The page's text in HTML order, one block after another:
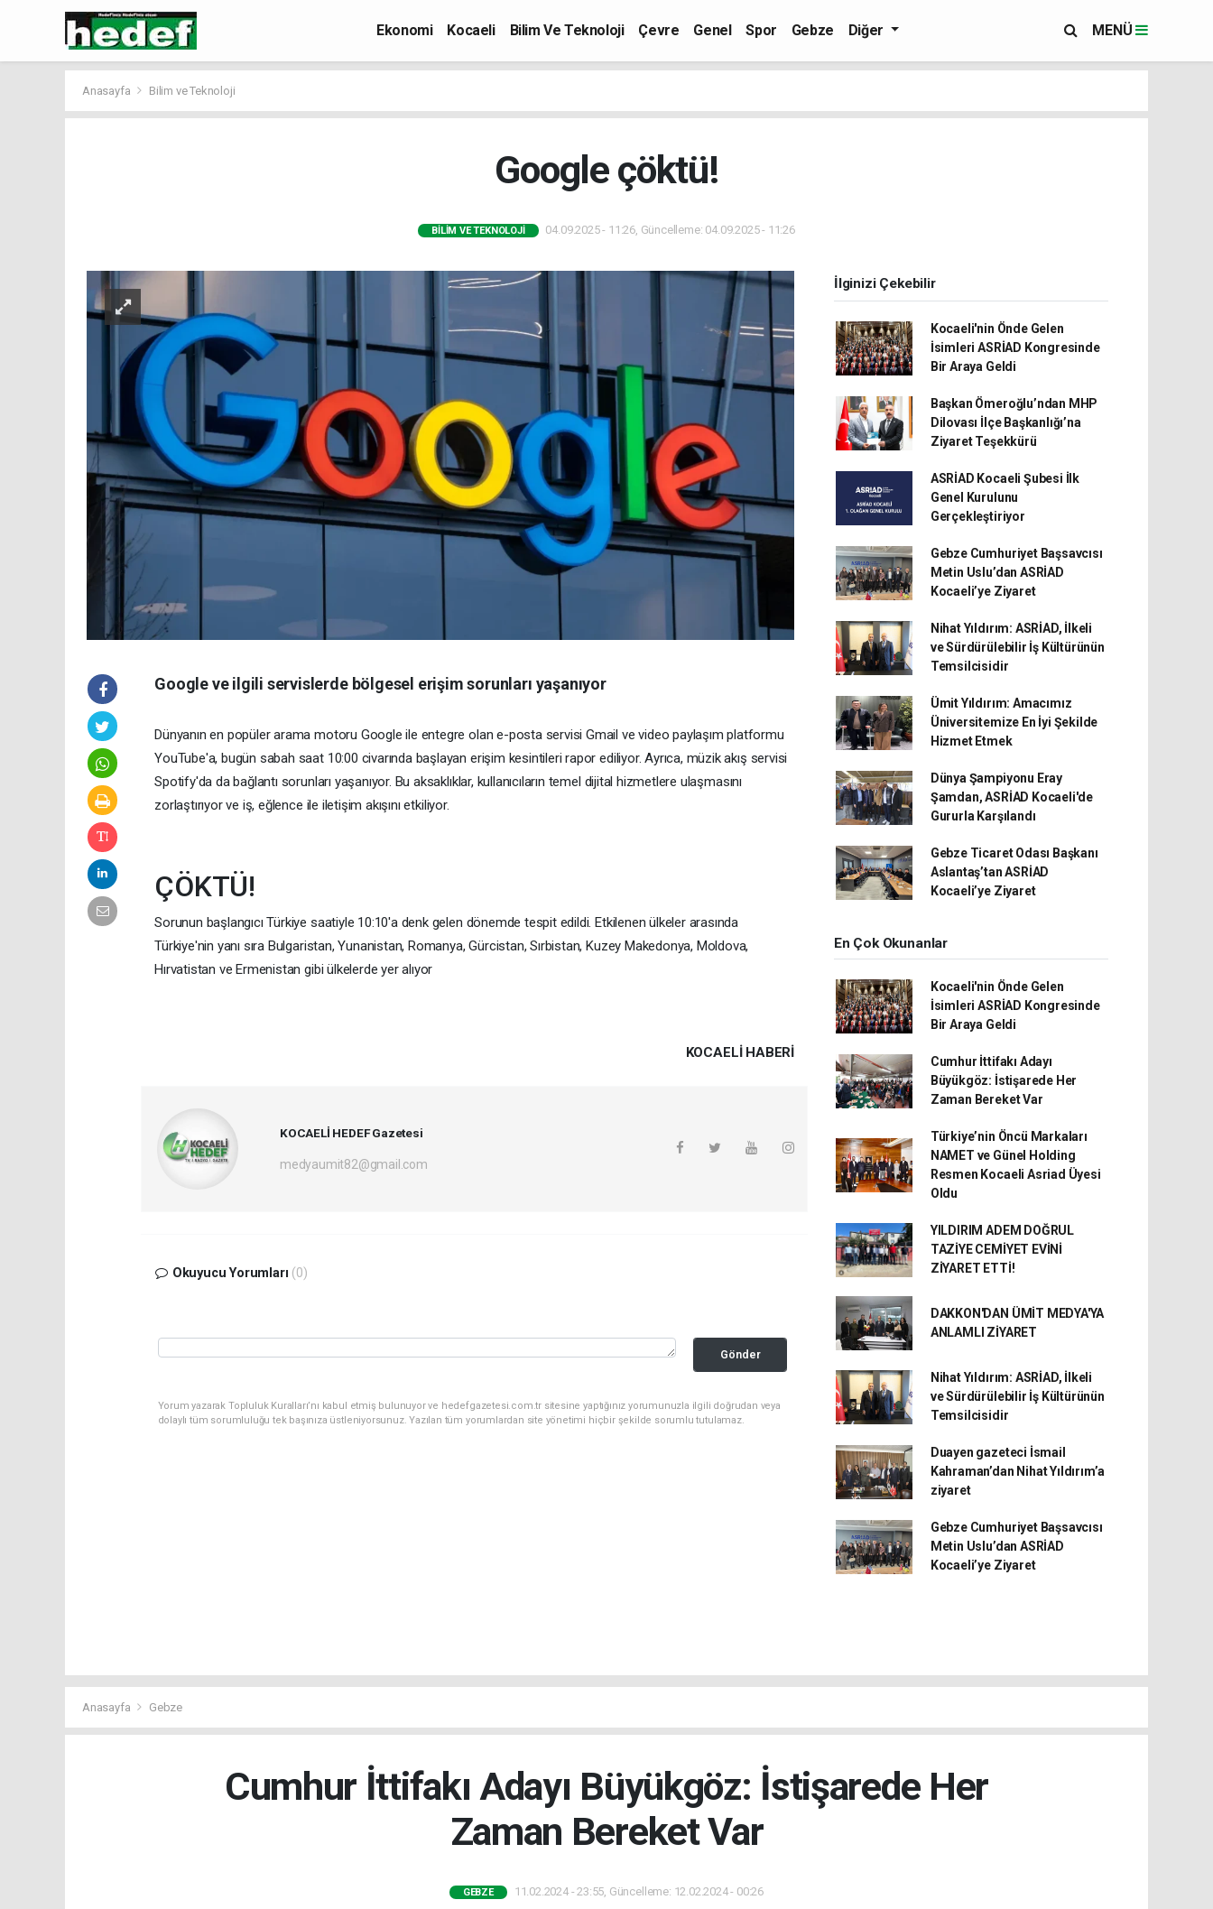
Ekonomi Kocaeli Bilim Ve Teknoloji Çevre Genel Spor Gebze Diğer MENÜ
Anasayfa Bilim ve Teknoloji
Google çöktü!
BILIM VE TEKNOLOJI 04.09.2025 - 11:26, Güncelleme: 04.09.2025 - 11:26
Google ve ilgili servislerde bölgesel erişim sorunları yaşanıyor
Dünyanın en popüler arama motoru Google ile entegre olan e-posta servisi Gmail ve video paylaşım platformu
YouTube'a, bugün sabah saat 10:00 civarında başlayan erişim kesintileri rapor ediliyor. Ayrıca, müzik akış servisi
Spotify'da da bağlantı sorunları yaşanıyor. Bu aksaklıklar, kullanıcıların temel dijital hizmetlere ulaşmasını
zorlaştırıyor ve iş, eğlence ile iletişim akışını etkiliyor.
ÇÖKTÜ!
Sorunun başlangıcı Türkiye saatiyle 10:10'a denk gelen dönemde tespit edildi. Etkilenen ülkeler arasında
Türkiye'nin yanı sıra Bulgaristan, Yunanistan, Romanya, Gürcistan, Sırbistan, Kuzey Makedonya, Moldova,
Hırvatistan ve Ermenistan gibi ülkelerde yer alıyor
KOCAELI HABERİ
KOCAELİ HEDEF Gazetesi
medyaumit82@gmail.com
Okuyucu Yorumları (0)
Gönder
Yorum yazarak Topluluk Kuralları’nı kabul etmiş bulunuyor ve hedefgazetesi.com.tr sitesine yaptığınız yorumunuzla ilgili doğrudan veya
dolaylı tüm sorumluluğu tek başınıza üstleniyorsunuz. Yazılan tüm yorumlardan site yönetimi hiçbir şekilde sorumlu tutulamaz.
İlginizi Çekebilir
Kocaeli'nin Önde Gelen
İsimleri ASRİAD Kongresinde
Bir Araya Geldi
Başkan Ömeroğlu’ndan MHP
Dilovası İlçe Başkanlığı’na
Ziyaret Teşekkürü
ASRİAD Kocaeli Şubesi İlk
Genel Kurulunu
Gerçekleştiriyor
Gebze Cumhuriyet Başsavcısı
Metin Uslu’dan ASRİAD
Kocaeli’ye Ziyaret
Nihat Yıldırım: ASRİAD, İlkeli
ve Sürdürülebilir İş Kültürünün
Temsilcisidir
Ümit Yıldırım: Amacımız
Üniversitemize En İyi Şekilde
Hizmet Etmek
Dünya Şampiyonu Eray
Şamdan, ASRİAD Kocaeli'de
Gururla Karşılandı
Gebze Ticaret Odası Başkanı
Aslantaş’tan ASRİAD
Kocaeli’ye Ziyaret
En Çok Okunanlar
Kocaeli'nin Önde Gelen
İsimleri ASRİAD Kongresinde
Bir Araya Geldi
Cumhur İttifakı Adayı
Büyükgöz: İstişarede Her
Zaman Bereket Var
Türkiye’nin Öncü Markaları
NAMET ve Günel Holding
Resmen Kocaeli Asriad Üyesi
Oldu
YILDIRIM ADEM DOĞRUL
TAZİYE CEMİYET EVİNİ
ZİYARET ETTİ!
DAKKON'DAN ÜMİT MEDYA'YA
ANLAMLI ZİYARET
Nihat Yıldırım: ASRİAD, İlkeli
ve Sürdürülebilir İş Kültürünün
Temsilcisidir
Duayen gazeteci İsmail
Kahraman’dan Nihat Yıldırım’a
ziyaret
Gebze Cumhuriyet Başsavcısı
Metin Uslu’dan ASRİAD
Kocaeli’ye Ziyaret
Anasayfa Gebze
Cumhur İttifakı Adayı Büyükgöz: İstişarede Her
Zaman Bereket Var
GEBZE 11.02.2024 - 23:55, Güncelleme: 12.02.2024 - 00:26